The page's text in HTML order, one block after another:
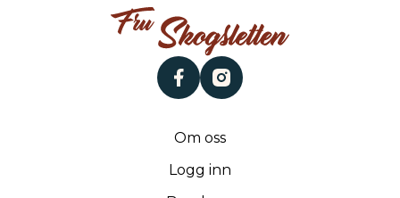
facebookinstagram
Om oss
Logg inn